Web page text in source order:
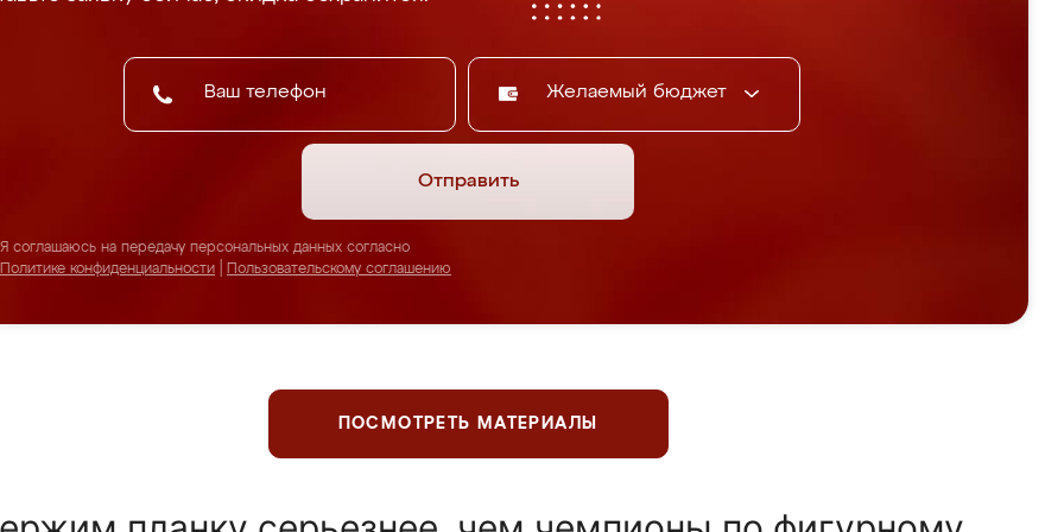
Желаемый бюджет
Отправить
Я соглашаюсь на передачу персональных данных согласно
Политике конфиденциальности
Пользовательскому соглашению
ПОСМОТРЕТЬ МАТЕРИАЛЫ